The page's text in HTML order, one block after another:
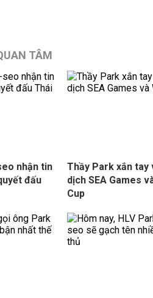
TÂM
nhận tin
đấu
Thầy Park xắn tay
dịch SEA Games
Cup